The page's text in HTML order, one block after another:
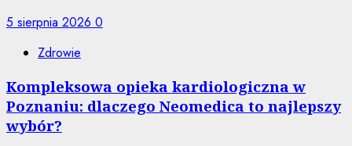
5 sierpnia 2026 0
Zdrowie
Kompleksowa opieka kardiologiczna w
Poznaniu: dlaczego Neomedica to najlepszy
wybór?